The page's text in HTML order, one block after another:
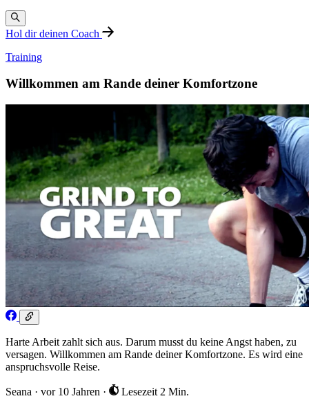
Hol dir deinen Coach
Training
Willkommen am Rande deiner Komfortzone
Harte Arbeit zahlt sich aus. Darum musst du keine Angst haben, zu
versagen. Willkommen am Rande deiner Komfortzone. Es wird eine
anspruchsvolle Reise.
Seana · vor 10 Jahren · Lesezeit 2 Min.